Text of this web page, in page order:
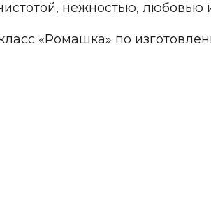
нежностью, любовью
«Ромашка» по